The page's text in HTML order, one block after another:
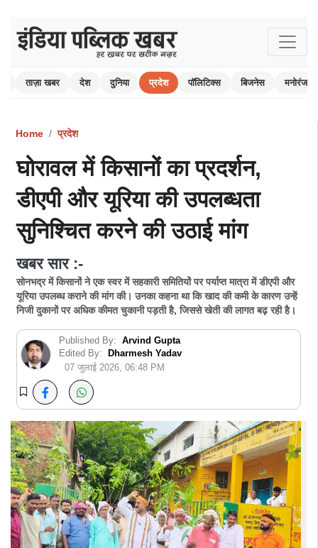
ताज़ा खबर देश दुनिया प्रदेश पॉलिटिक्स बिजनेस मनोरंजन
Home प्रदेश
घोरावल में किसानों का प्रदर्शन,
डीएपी और यूरिया की उपलब्धता
सुनिश्चित करने की उठाई मांग
खबर सार :-
सोनभद्र में किसानों ने एक स्वर में सहकारी समितियों पर पर्याप्त मात्रा में डीएपी और
यूरिया उपलब्ध कराने की मांग की। उनका कहना था कि खाद की कमी के कारण उन्हें
निजी दुकानों पर अधिक कीमत चुकानी पड़ती है, जिससे खेती की लागत बढ़ रही है।
Published By: Arvind Gupta
Edited By:
Dharmesh Yadav
07 जुलाई 2026, 06:48 PM